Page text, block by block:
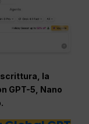
la
GPT-5, Nano